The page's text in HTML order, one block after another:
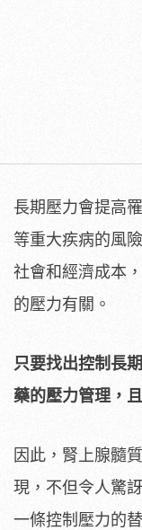
長期壓力會提高
等重大疾病的風
社會和經濟成本
的壓力有關。
只要找出控制長
藥的壓力管理，
因此，腎上腺髓
現，不但令人驚
一條控制壓力的